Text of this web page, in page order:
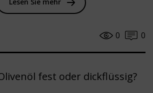
0
0
fest oder dickflüssig?